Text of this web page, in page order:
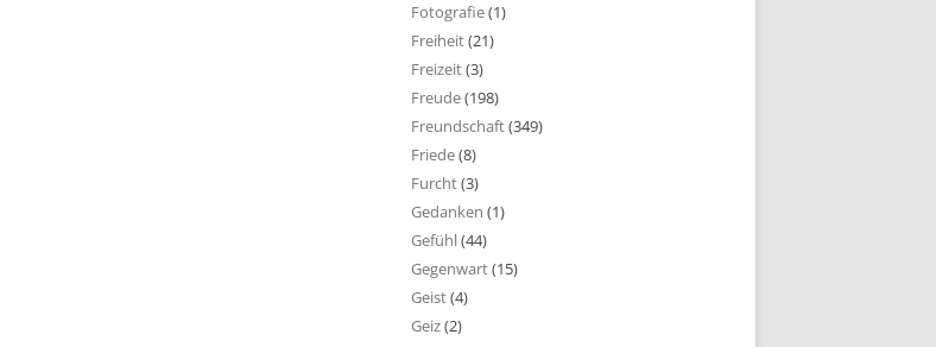
Fotografie(1)
Freiheit(21)
Freizeit(3)
Freude(198)
Freundschaft(349)
Friede(8)
Furcht(3)
Gedanken (1)
Gefühl(44)
Gegenwart(15)
Geist(4)
Geiz(2)